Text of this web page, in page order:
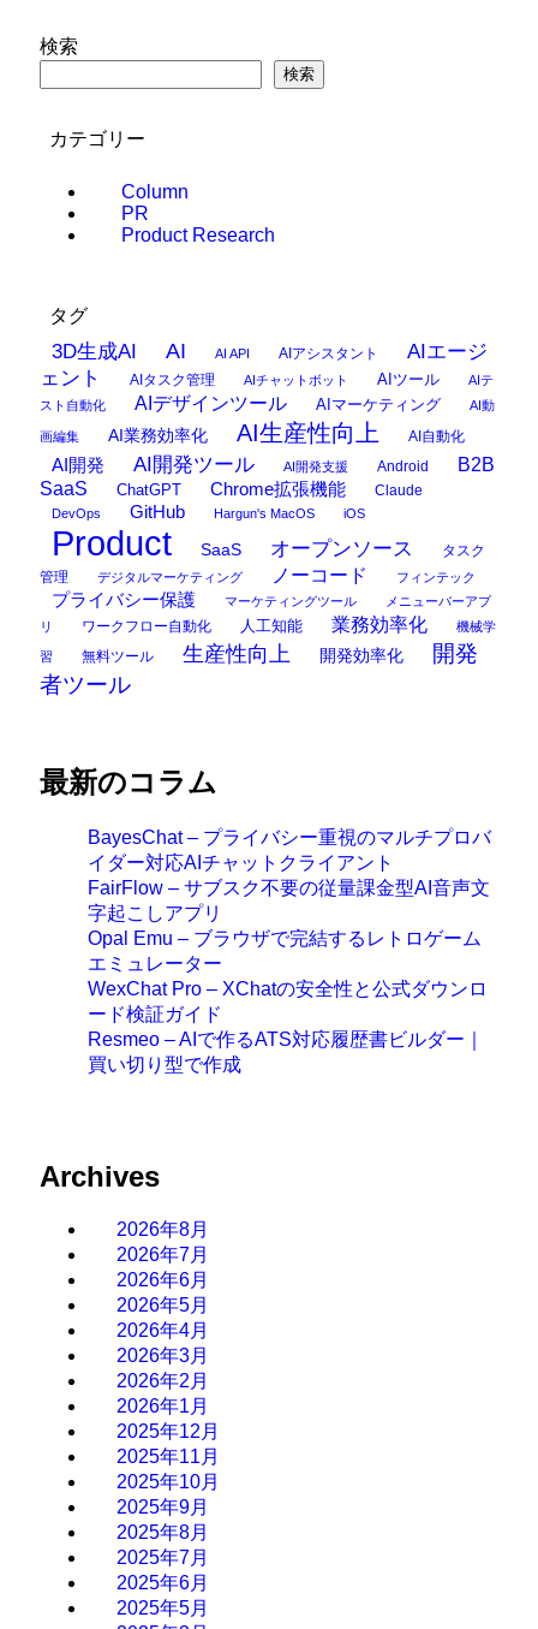
検索
検索
カテゴリー
Column
PR
Product Research
タグ
3D生成AI AI AI API AIアシスタント
AIエージ
ェント
AIタスク管理 AIチャットボット AIツール
AIテ
スト自動化
AIデザインツール AIマーケティング AI動
画編集 AI業務効率化 AI生産性向上 AI自動化
AI開発 AI開発ツール AI開発支援 Android
B2B
SaaS
ChatGPT Chrome拡張機能 Claude
DevOps GitHub Hargun's MacOS iOS
Product SaaS オープンソース
タスク
管理
デジタルマーケティング ノーコード フィンテック
プライバシー保護 マーケティングツール
メニューバーアプ
リ
ワークフロー自動化 人工知能 業務効率化 機械学
習 無料ツール 生産性向上 開発効率化
開発
者ツール
最新のコラム
BayesChat – プライバシー重視のマルチプロバ
イダー対応AIチャットクライアント
FairFlow – サブスク不要の従量課金型AI音声文
字起こしアプリ
Opal Emu – ブラウザで完結するレトロゲーム
エミュレーター
WexChat Pro – XChatの安全性と公式ダウンロ
ード検証ガイド
Resmeo – AIで作るATS対応履歴書ビルダー｜
買い切り型で作成
Archives
2026年8月
2026年7月
2026年6月
2026年5月
2026年4月
2026年3月
2026年2月
2026年1月
2025年12月
2025年11月
2025年10月
2025年9月
2025年8月
2025年7月
2025年6月
2025年5月